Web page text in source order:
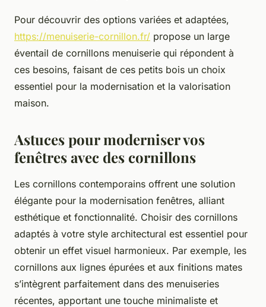
Pour découvrir des options variées et adaptées,
https://menuiserie-cornillon.fr/ propose un large
éventail de cornillons menuiserie qui répondent à
ces besoins, faisant de ces petits bois un choix
essentiel pour la modernisation et la valorisation
maison.
Astuces pour moderniser vos
fenêtres avec des cornillons
Les cornillons contemporains offrent une solution
élégante pour la modernisation fenêtres, alliant
esthétique et fonctionnalité. Choisir des cornillons
adaptés à votre style architectural est essentiel pour
obtenir un effet visuel harmonieux. Par exemple, les
cornillons aux lignes épurées et aux finitions mates
s’intègrent parfaitement dans des menuiseries
récentes, apportant une touche minimaliste et